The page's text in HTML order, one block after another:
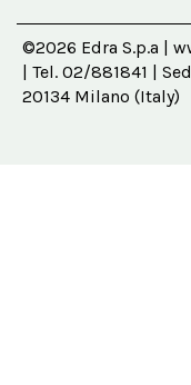
©2026 Edra S.p.a |
| Tel. 02/881841 |
20134 Milano (Italy)